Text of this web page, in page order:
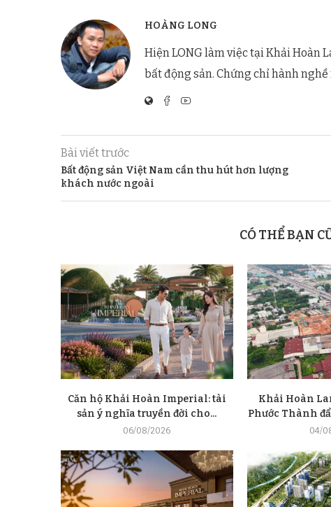
HOÀNG LONG
Hiện LONG làm việc tại Khải Hoàn
bất động sản. Chứng chỉ hành nghề
Bài viết trước
Bất động sản Việt Nam cần thu hút hơn lượng
khách nước ngoài
CÓ THỂ BẠN
Căn hộ Khải Hoàn Imperial: tài
sản ý nghĩa truyền đời cho...
06/08/2026
Khải Hoàn
Phước Thành
04/